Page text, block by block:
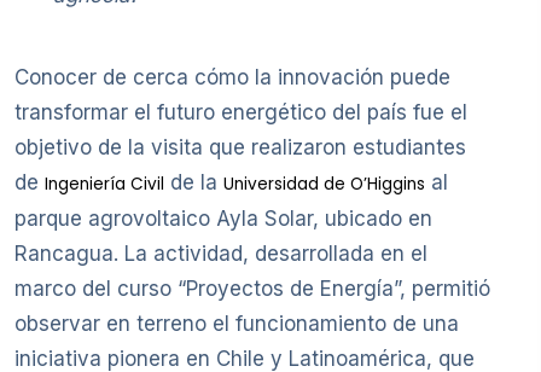
Conocer de cerca cómo la innovación puede
transformar el futuro energético del país fue el
objetivo de la visita que realizaron estudiantes
de Ingeniería Civil de la Universidad de O’Higgins al
parque agrovoltaico Ayla Solar, ubicado en
Rancagua. La actividad, desarrollada en el
marco del curso “Proyectos de Energía”, permitió
observar en terreno el funcionamiento de una
iniciativa pionera en Chile y Latinoamérica, que